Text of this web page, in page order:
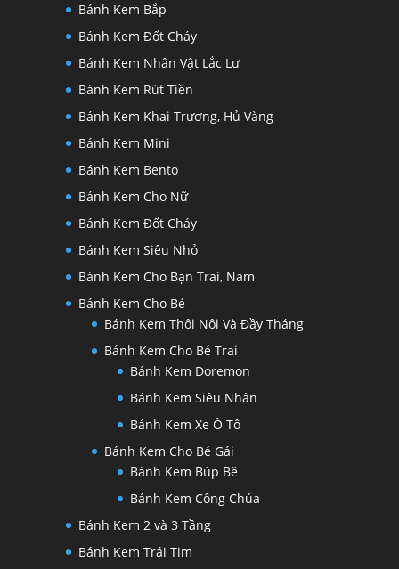
Bánh Kem Bắp
Bánh Kem Đốt Cháy
Bánh Kem Nhân Vật Lắc Lư
Bánh Kem Rút Tiền
Bánh Kem Khai Trương, Hủ Vàng
Bánh Kem Mini
Bánh Kem Bento
Bánh Kem Cho Nữ
Bánh Kem Đốt Cháy
Bánh Kem Siêu Nhỏ
Bánh Kem Cho Bạn Trai, Nam
Bánh Kem Cho Bé
Bánh Kem Thôi Nôi Và Đầy Tháng
Bánh Kem Cho Bé Trai
Bánh Kem Doremon
Bánh Kem Siêu Nhân
Bánh Kem Xe Ô Tô
Bánh Kem Cho Bé Gái
Bánh Kem Búp Bê
Bánh Kem Công Chúa
Bánh Kem 2 và 3 Tầng
Bánh Kem Trái Tim